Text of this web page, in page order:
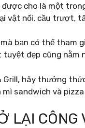
được cho là một
vật nổi, cầu trượt,
bạn có thể tham
tuyệt đẹp cũng nằm
Grill, hãy thưởng
sandwich và pizza
LẠI CÔNG